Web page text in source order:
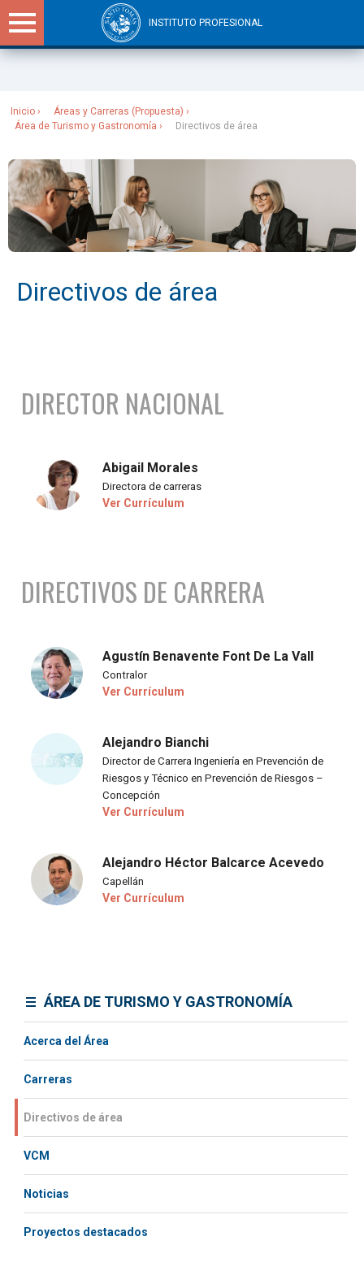
INSTITUTO PROFESIONAL
Inicio
Áreas y Carreras (Propuesta)
Área de Turismo y Gastronomía
Directivos de área
Directivos de área
DIRECTOR NACIONAL
Abigail Morales
Directora de carreras
Ver Currículum
DIRECTIVOS DE CARRERA
Agustín Benavente Font De La Vall
Contralor
Ver Currículum
Alejandro Bianchi
Director de Carrera Ingeniería en Prevención de
Riesgos y Técnico en Prevención de Riesgos –
Concepción
Ver Currículum
Alejandro Héctor Balcarce Acevedo
Capellán
Ver Currículum
ÁREA DE TURISMO Y GASTRONOMÍA
Acerca del Área
Carreras
Directivos de área
VCM
Noticias
Proyectos destacados